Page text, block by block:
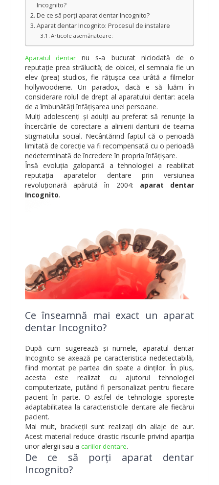
Incognito?
De ce să porți aparat dentar Incognito?
Aparat dentar Incognito: Procesul de instalare
Articole asemănatoare:
Aparatul dentar nu s-a bucurat niciodată de o
reputație prea strălucită; de obicei, el semnala fie un
elev (prea) studios, fie rățușca cea urâtă a filmelor
hollywoodiene. Un paradox, dacă e să luăm în
considerare rolul de drept al aparatului dentar: acela
de a îmbunătăți înfățișarea unei persoane.
Mulți adolescenți și adulți au preferat să renunțe la
încercările de corectare a alinierii danturii de teama
stigmatului social. Necântărind faptul că o perioadă
limitată de corecție va fi recompensată cu o perioadă
nedeterminată de încredere în propria înfățișare.
Însă evoluția galopantă a tehnologiei a reabilitat
reputația aparatelor dentare prin versiunea
revoluționară apărută în 2004: aparat dentar
Incognito.
Ce înseamnă mai exact un aparat
dentar Incognito?
După cum sugerează și numele, aparatul dentar
Incognito se axează pe caracteristica nedetectabilă,
fiind montat pe partea din spate a dinților. În plus,
acesta este realizat cu ajutorul tehnologiei
computerizate, putând fi personalizat pentru fiecare
pacient în parte. O astfel de tehnologie sporește
adaptabilitatea la caracteristicile dentare ale fiecărui
pacient.
Mai mult, brackeții sunt realizați din aliaje de aur.
Acest material reduce drastic riscurile privind apariția
unor alergii sau a cariilor dentare.
De ce să porți aparat dentar
Incognito?